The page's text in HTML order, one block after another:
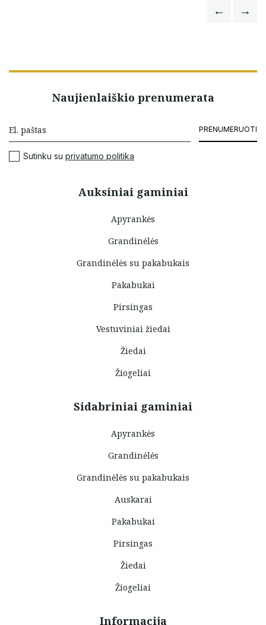
Auksiniai gaminiai
Apyrankės
Grandinėlės
Grandinėlės su pakabukais
Pakabukai
Pirsingas
Vestuviniai žiedai
Žiedai
Žiogeliai
Sidabriniai gaminiai
Apyrankės
Grandinėlės
Grandinėlės su pakabukais
Auskarai
Pakabukai
Pirsingas
Žiedai
Žiogeliai
Informacija
Naujienlaiškio prenumerata
PRENUMERUOTI
Sutinku su privatumo politika